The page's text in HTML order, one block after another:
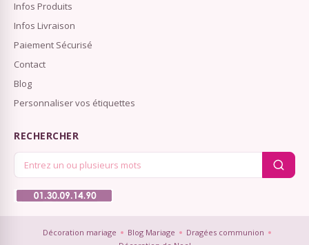
Infos Produits
Infos Livraison
Paiement Sécurisé
Contact
Blog
Personnaliser vos étiquettes
RECHERCHER
Décoration mariage Blog Mariage
Dragées communion